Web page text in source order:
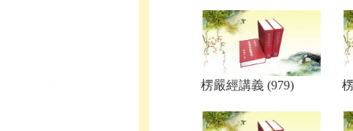
楞嚴經講義 (979)